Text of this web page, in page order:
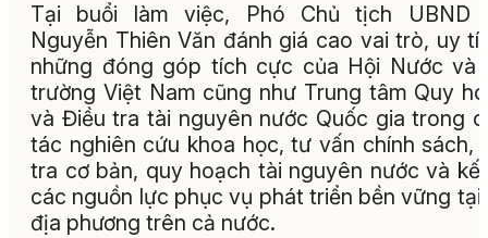
Tại buổi làm việc, Phó Chủ tịch UBND
Nguyễn Thiên Văn đánh giá cao vai trò, uy
những đóng góp tích cực của Hội Nước và
trường Việt Nam cũng như Trung tâm Quy
và Điều tra tài nguyên nước Quốc gia trong
tác nghiên cứu khoa học, tư vấn chính sách,
tra cơ bản, quy hoạch tài nguyên nước và
các nguồn lực phục vụ phát triển bền vững tại
địa phương trên cả nước.